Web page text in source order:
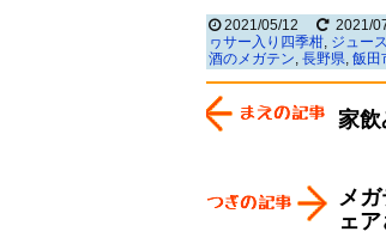
2021/05/12 2021/
ヮサー入り四季柑, ジュース
酒のメガテン, 長野県, 飯田
家飲
メ
ェ